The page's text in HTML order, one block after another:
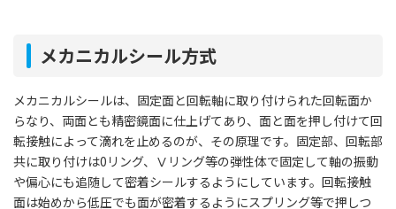
メカニカルシール方式
メカニカルシールは、固定面と回転軸に取り付けられた回転面か
らなり、両面とも精密鏡面に仕上げてあり、面と面を押し付けて回
転接触によって滴れを止めるのが、その原理です。固定部、回転部
共に取り付けは0リング、Ⅴリング等の弾性体で固定して軸の振動
や偏心にも追随して密着シールするようにしています。回転接触
面は始めから低圧でも面が密着するようにスプリング等で押しつ